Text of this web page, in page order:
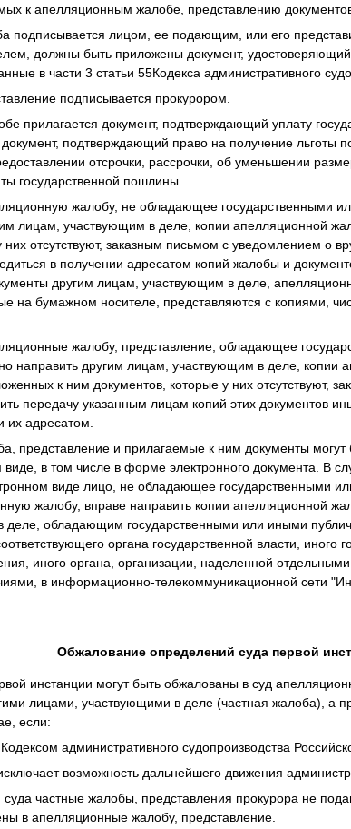
к апелляционным жалобе, представлению
подписывается лицом, ее подающим, или его
должны быть приложены документ,
в части 3 статьи 55Кодекса административного
подписывается прокурором.
прилагается документ, подтверждающий уплату
подтверждающий право на получение льготы
отсрочки, рассрочки, об уменьшении
государственной пошлины.
жалобу, не обладающее государственными
лицам, участвующим в деле, копии апелляционной
них отсутствуют, заказным письмом с уведомлением о
в получении адресатом копий жалобы и
другим лицам, участвующим в деле,
на бумажном носителе, представляются с копиями,
жалобу, представление, обладающее
направить другим лицам, участвующим в деле, копии
к ним документов, которые у них отсутствуют,
передачу указанным лицам копий этих документов
их адресатом.
представление и прилагаемые к ним документы
виде, в том числе в форме электронного документа. В
виде лицо, не обладающее государственными
жалобу, вправе направить копии апелляционной
деле, обладающим государственными или иными
органа государственной власти, иного
иного органа, организации, наделенной
в информационно-телекоммуникационной сети
Обжалование определений суда первой
инстанции могут быть обжалованы в суд
лицами, участвующими в деле (частная жалоба), а
если:
административного судопроизводства
возможность дальнейшего движения
частные жалобы, представления прокурора не
в апелляционные жалобу, представление.